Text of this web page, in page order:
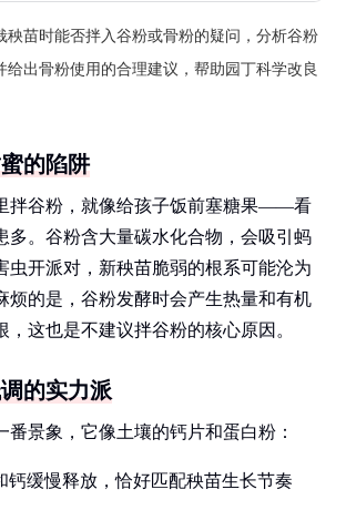
秧苗时能否拌入谷粉或骨粉的疑问，分析谷粉
给出骨粉使用的合理建议，帮助园丁科学改良
的陷阱
拌谷粉，就像给孩子饭前塞糖果——看
多。谷粉含大量碳水化合物，会吸引蚂
虫开派对，新秧苗脆弱的根系可能沦为
烦的是，谷粉发酵时会产生热量和有机
，这也是不建议拌谷粉的核心原因。
的实力派
番景象，它像土壤的钙片和蛋白粉：
钙缓慢释放，恰好匹配秧苗生长节奏